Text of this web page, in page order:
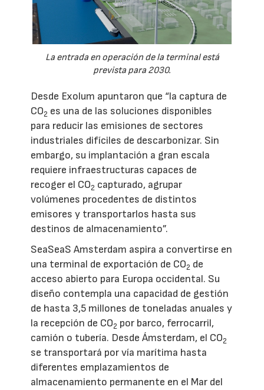
La entrada en operación de la terminal está
prevista para 2030.
Desde Exolum apuntaron que “la captura de
CO2 es una de las soluciones disponibles
para reducir las emisiones de sectores
industriales difíciles de descarbonizar. Sin
embargo, su implantación a gran escala
requiere infraestructuras capaces de
recoger el CO2 capturado, agrupar
volúmenes procedentes de distintos
emisores y transportarlos hasta sus
destinos de almacenamiento”.
SeaSeaS Amsterdam aspira a convertirse en
una terminal de exportación de CO2 de
acceso abierto para Europa occidental. Su
diseño contempla una capacidad de gestión
de hasta 3,5 millones de toneladas anuales y
la recepción de CO2 por barco, ferrocarril,
camión o tubería. Desde Ámsterdam, el CO2
se transportará por vía marítima hasta
diferentes emplazamientos de
almacenamiento permanente en el Mar del